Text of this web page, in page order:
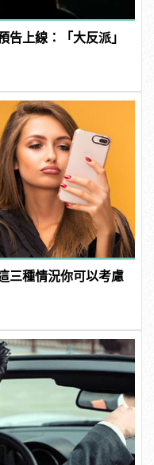
告上線：「大反派」
三種情況你可以考慮